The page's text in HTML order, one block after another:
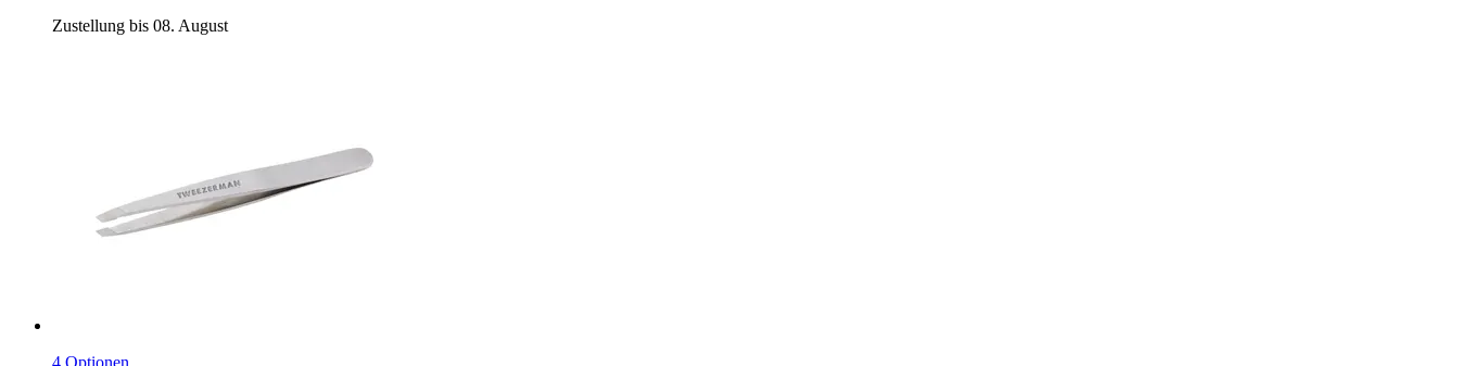
Zustellung bis 08. August